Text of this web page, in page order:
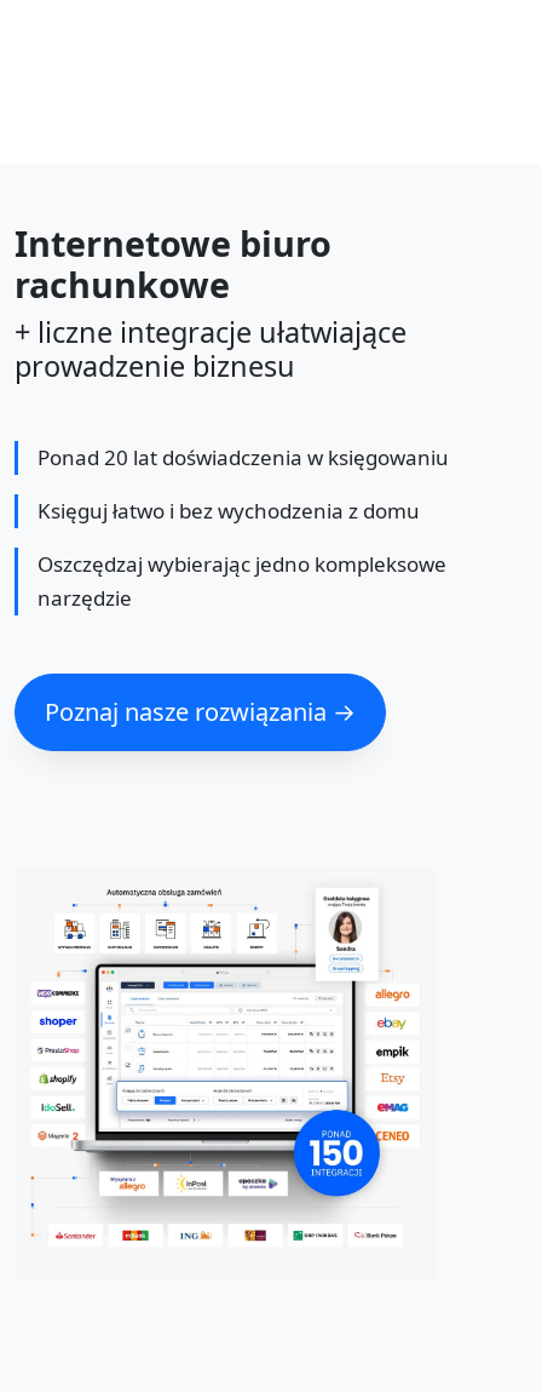
Internetowe biuro
rachunkowe
+ liczne integracje ułatwiające
prowadzenie biznesu
Ponad 20 lat doświadczenia w księgowaniu
Księguj łatwo i bez wychodzenia z domu
Oszczędzaj wybierając jedno kompleksowe
narzędzie
Poznaj nasze rozwiązania →